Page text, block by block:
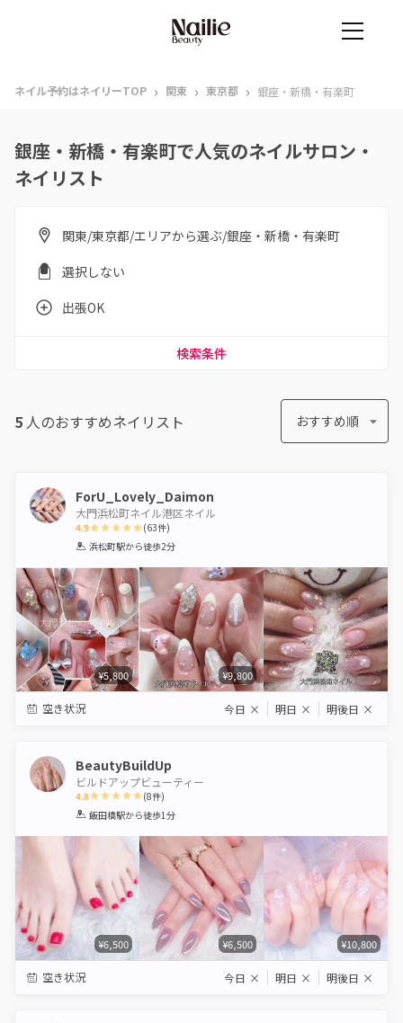
ネイル予約はネイリーTOP › 関東 › 東京都 › 銀座・新橋・有楽町
銀座・新橋・有楽町で人気のネイルサロン・
ネイリスト
関東/東京都/エリアから選ぶ/銀座・新橋・有楽町
選択しない
出張OK
検索条件
5 人のおすすめネイリスト おすすめ順
ForU_Lovely_Daimon
大門浜松町ネイル港区ネイル
4.9
1 2 3 4 5
(63件)
浜松町駅から徒歩2分
¥5,800 ¥9,800
空き状況 今日 × 明日 × 明後日 ×
BeautyBuildUp
ビルドアップビューティー
4.8
1 2 3 4 5
(8件)
飯田橋駅から徒歩1分
¥6,500 ¥6,500 ¥10,800
空き状況 今日 × 明日 × 明後日 ×